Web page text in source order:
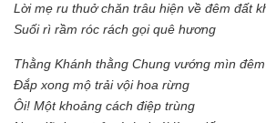
Lời mẹ ru thuở chăn trâu hiện về đêm đất
Suối rì rầm róc rách gọi quê hương
Thằng Khánh thằng Chung vướng mìn
Đắp xong mộ trải vội hoa rừng
Ôi! Một khoảng cách điệp trùng